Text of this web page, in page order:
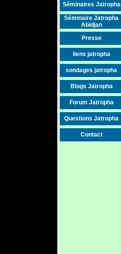
Séminaires Jatropha
Séminaire Jatropha
Abidjan
Presse
liens jatropha
sondages jatropha
Blogs Jatropha
Forum Jatropha
Questions Jatropha
Contact